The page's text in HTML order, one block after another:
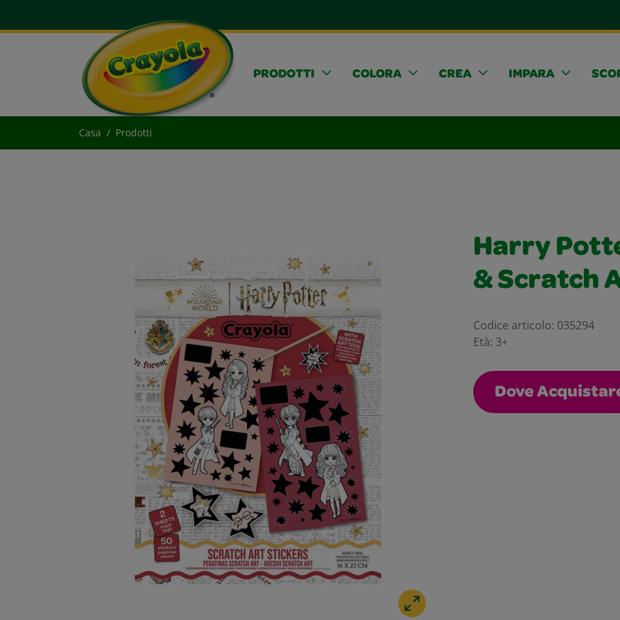
PRODOTTI COLORA CREA IMPARA
Casa Prodotti
Harry
& Scratch
Codice articolo: 035294
Età: 3+
Dove